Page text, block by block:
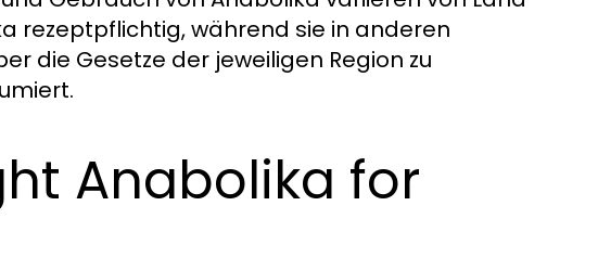
rezeptpflichtig, während sie in anderen
die Gesetze der jeweiligen Region zu
Anabolika for